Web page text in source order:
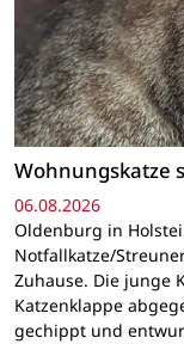
Wohnungskatze
06.08.2026
Oldenburg in
Notfallkatze/
Zuhause. Die junge
Katzenklappe
gechippt und